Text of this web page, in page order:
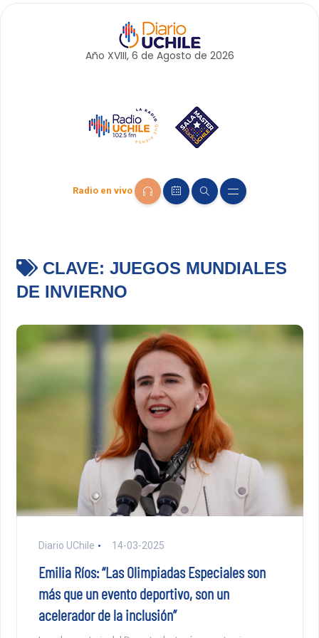
Año XVIII, 6 de Agosto de 2026
Radio en vivo
CLAVE: JUEGOS MUNDIALES
DE INVIERNO
Diario UChile 14-03-2025
Emilia Ríos: “Las Olimpiadas Especiales son
más que un evento deportivo, son un
acelerador de la inclusión”